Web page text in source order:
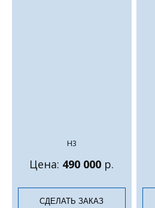
Н3
Цена: 490 000 р.
СДЕЛАТЬ ЗАКАЗ